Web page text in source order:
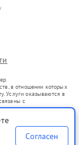
в отношении которых
Услуги оказываются в
с
оборот в соответствии
услуг или введения
услугах по
Согласен